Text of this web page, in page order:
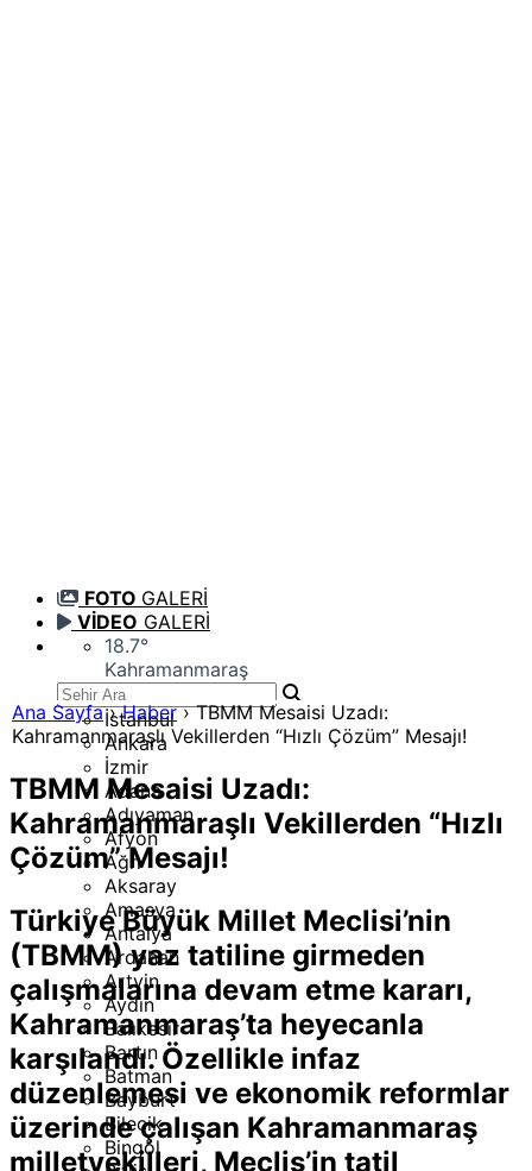
FOTO GALERİ
VİDEO GALERİ
18.7°
Kahramanmaraş
İstanbul
Ankara
İzmir
Adana
Adıyaman
Afyon
Ağrı
Aksaray
Amasya
Antalya
Ardahan
Artvin
Aydın
Balıkesir
Bartın
Batman
Bayburt
Bilecik
Bingöl
Ana Sayfa›Haber›TBMM Mesaisi Uzadı:
Kahramanmaraşlı Vekillerden “Hızlı Çözüm” Mesajı!
TBMM Mesaisi Uzadı:
Kahramanmaraşlı Vekillerden “Hızlı
Çözüm” Mesajı!
Türkiye Büyük Millet Meclisi’nin
(TBMM) yaz tatiline girmeden
çalışmalarına devam etme kararı,
Kahramanmaraş’ta heyecanla
karşılandı. Özellikle infaz
düzenlemesi ve ekonomik reformlar
üzerinde çalışan Kahramanmaraş
milletvekilleri, Meclis’in tatil